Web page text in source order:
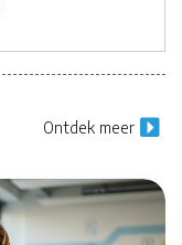
Ontdek meer